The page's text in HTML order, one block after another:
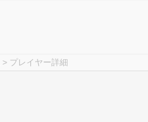
> プレイヤー詳細